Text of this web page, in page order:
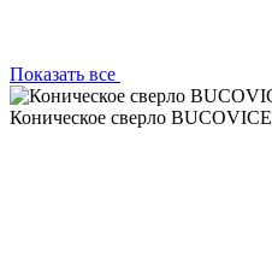
Показать все
Коническое сверло BUCOVICE